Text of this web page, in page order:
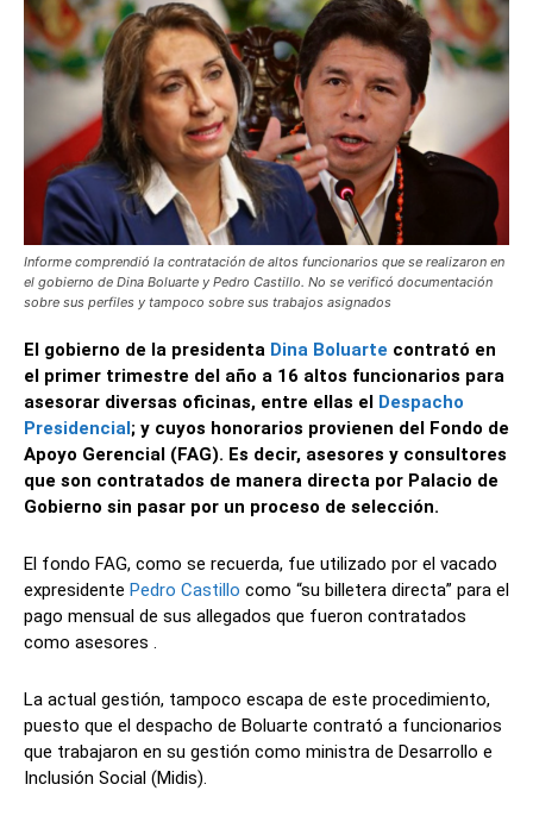
Informe comprendió la contratación de altos funcionarios que se realizaron en
el gobierno de Dina Boluarte y Pedro Castillo. No se verificó documentación
sobre sus perfiles y tampoco sobre sus trabajos asignados
El gobierno de la presidenta Dina Boluarte contrató en
el primer trimestre del año a 16 altos funcionarios para
asesorar diversas oficinas, entre ellas el Despacho
Presidencial; y cuyos honorarios provienen del Fondo de
Apoyo Gerencial (FAG). Es decir, asesores y consultores
que son contratados de manera directa por Palacio de
Gobierno sin pasar por un proceso de selección.
El fondo FAG, como se recuerda, fue utilizado por el vacado
expresidente Pedro Castillo como “su billetera directa” para el
pago mensual de sus allegados que fueron contratados
como asesores .
La actual gestión, tampoco escapa de este procedimiento,
puesto que el despacho de Boluarte contrató a funcionarios
que trabajaron en su gestión como ministra de Desarrollo e
Inclusión Social (Midis).